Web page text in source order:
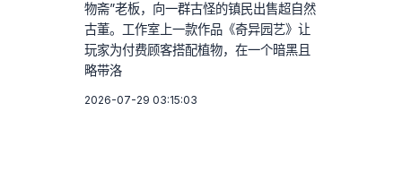
物斋”老板，向一群古怪的镇民出售超自然
古董。工作室上一款作品《奇异园艺》让
玩家为付费顾客搭配植物，在一个暗黑且
略带洛
2026-07-29 03:15:03